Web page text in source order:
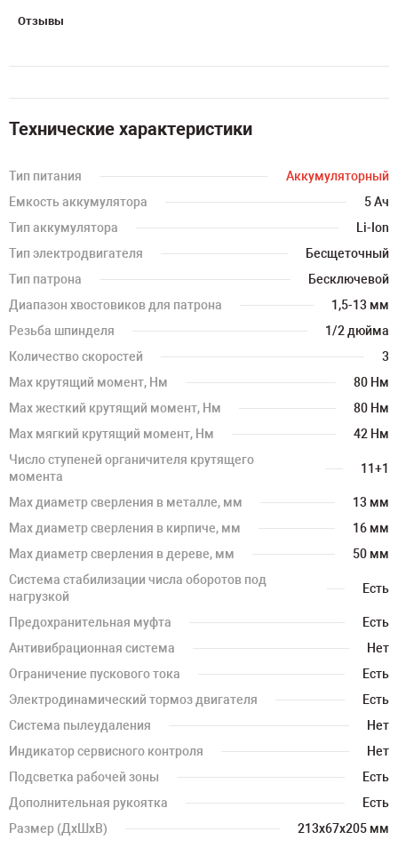
Отзывы
Технические характеристики
Тип питания
Аккумуляторный
Емкость аккумулятора
5 Ач
Тип аккумулятора
Li-Ion
Тип электродвигателя
Бесщеточный
Тип патрона
Бесключевой
Диапазон хвостовиков для патрона
1,5-13 мм
Резьба шпинделя
1/2 дюйма
Количество скоростей
3
Мах крутящий момент, Нм
80 Нм
Мах жесткий крутящий момент, Нм
80 Нм
Мах мягкий крутящий момент, Нм
42 Нм
Число ступеней органичителя крутящего
момента
11+1
Мах диаметр сверления в металле, мм
13 мм
Мах диаметр сверления в кирпиче, мм
16 мм
Мах диаметр сверления в дереве, мм
50 мм
Система стабилизации числа оборотов под
нагрузкой
Есть
Предохранительная муфта
Есть
Антивибрационная система
Нет
Ограничение пускового тока
Есть
Электродинамический тормоз двигателя
Есть
Система пылеудаления
Нет
Индикатор сервисного контроля
Нет
Подсветка рабочей зоны
Есть
Дополнительная рукоятка
Есть
Размер (ДхШхВ)
213х67х205 мм